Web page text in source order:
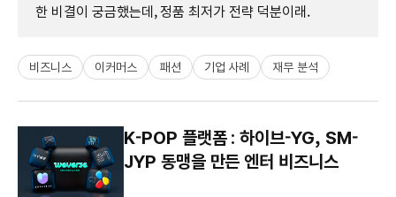
한 비결이 궁금했는데, 정품 최저가 전략 덕분이래.
비즈니스 이커머스 패션 기업 사례 재무 분석
K-POP 플랫폼 : 하이브-YG, SM-
JYP 동맹을 만든 엔터 비즈니스